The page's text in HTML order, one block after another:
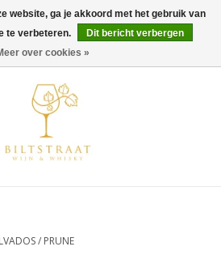
0 Artikelen - €0,00
/ PRUNE
website, ga je akkoord met het gebruik van
te verbeteren.
Dit bericht verbergen
over cookies »